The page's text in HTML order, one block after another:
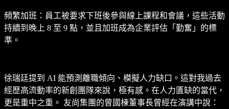
頻繁加班：員工被要求下班後參與線上課程和會議，這些活動
持續到晚上 8 至 9 點，並且加班成為企業評估「勤奮」的標
準。
徐瑞廷提到 AI 能預測離職傾向、模擬人力缺口。這對我過去
經歷高流動率的新創團隊來說，極有感。在人力匱缺的當代，
更是重中之重。 友尚集團的曾國棟董事長曾經在演講中說：